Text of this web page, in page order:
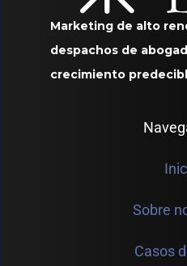
Marketing de alto
despachos de
crecimiento
Sobre
Casos